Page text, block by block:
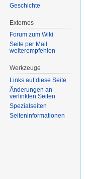
Geschichte
Externes
Forum zum Wiki
Seite per Mail
weiterempfehlen
Werkzeuge
Links auf diese Seite
Änderungen an
verlinkten Seiten
Spezialseiten
Seiten­informationen